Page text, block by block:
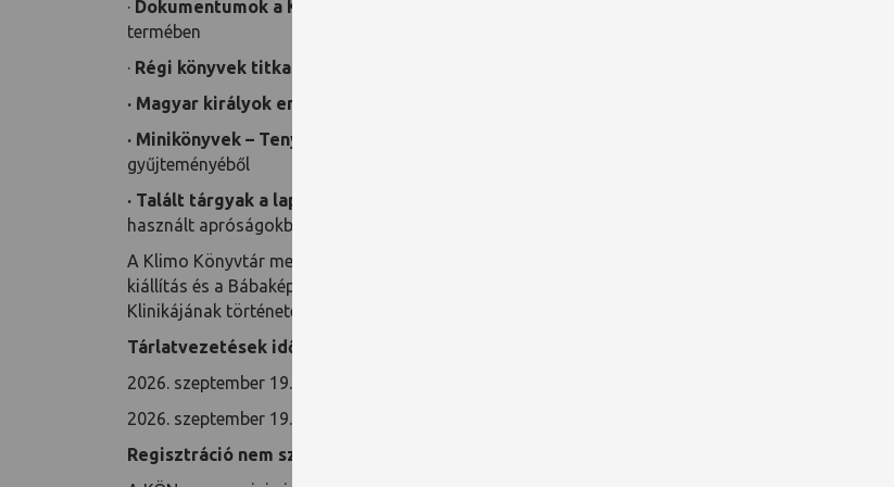
· Dokumentumok a Klimo Könyvtár történetéből
termében
· Régi könyvek titkai
· Magyar királyok emlékezete
· Minikönyvek – Tenyeremben a tudás.
gyűjteményéből
· Talált tárgyak a lapok közül
használt apróságokból
A Klimo Könyvtár megtekintése után lehetőség van a Múltból a jövő felé egyetemtörténeti állandó
kiállítás és a Bábaképzőtől az egyetemi klinikáig – A Erzsébet Tudományegyetem Szülő- és Nőbeteg
Klinikájának történetét bemutató időszaki kiállítás megtekintésére is.
Tárlatvezetések időpontjai:
2026. szeptember 19. 10:00 óra
2026. szeptember 19. 13:00 óra
Regisztráció nem szükséges!